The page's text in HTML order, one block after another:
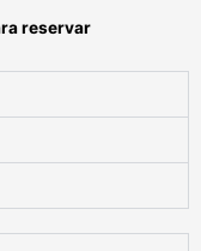
reservar